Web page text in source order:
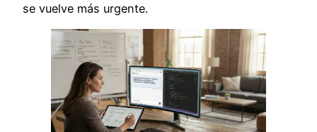
se vuelve más urgente.